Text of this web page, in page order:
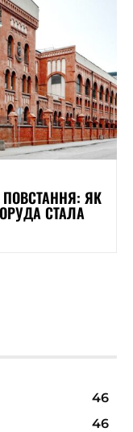
ЯК
СТАЛА
46
46